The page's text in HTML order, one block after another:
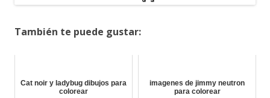
También te puede gustar:
Cat noir y ladybug dibujos para
colorear
imagenes de jimmy neutron
para colorear